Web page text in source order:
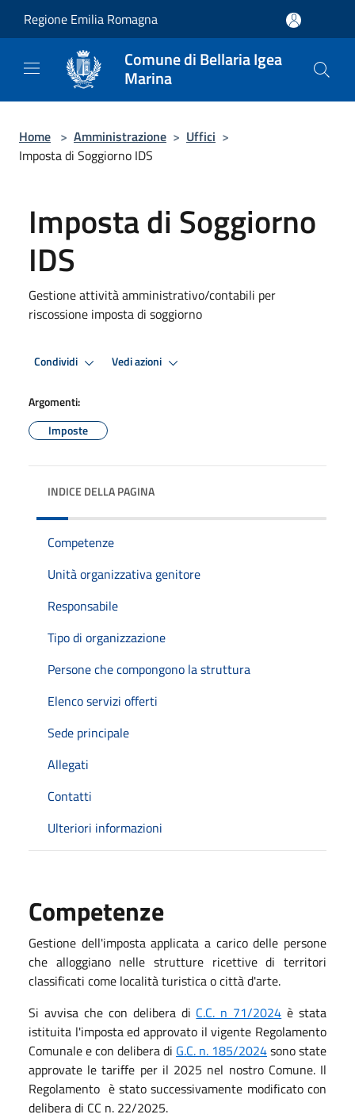
Regione Emilia Romagna
Comune di Bellaria Igea
Marina
Home > Amministrazione > Uffici >
Imposta di Soggiorno IDS
Imposta di Soggiorno
IDS
Gestione attività amministrativo/contabili per
riscossione imposta di soggiorno
Condividi Vedi azioni
Argomenti:
Imposte
INDICE DELLA PAGINA
Competenze
Unità organizzativa genitore
Responsabile
Tipo di organizzazione
Persone che compongono la struttura
Elenco servizi offerti
Sede principale
Allegati
Contatti
Ulteriori informazioni
Competenze
Gestione dell'imposta applicata a carico delle persone
che alloggiano nelle strutture ricettive di territori
classificati come località turistica o città d'arte.
Si avvisa che con delibera di C.C. n 71/2024 è stata
istituita l'imposta ed approvato il vigente Regolamento
Comunale e con delibera di G.C. n. 185/2024sono state
approvate le tariffe per il 2025 nel nostro Comune. Il
Regolamento è stato successivamente modificato con
delibera di CC n. 22/2025.